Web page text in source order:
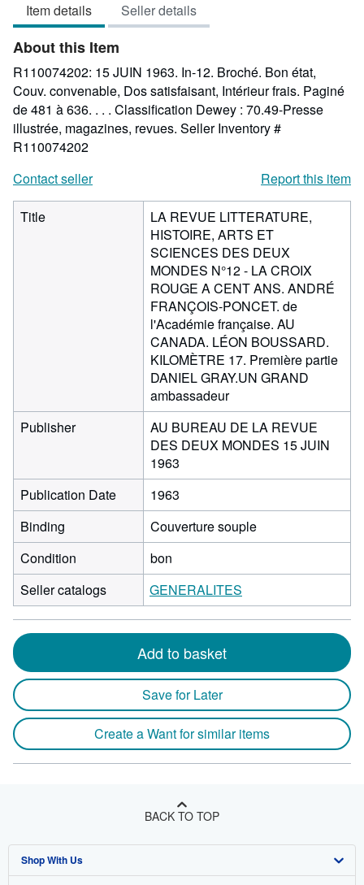
Item details Seller details
About this Item
R110074202: 15 JUIN 1963. In-12. Broché. Bon état,
Couv. convenable, Dos satisfaisant, Intérieur frais. Paginé
de 481 à 636. . . . Classification Dewey : 70.49-Presse
illustrée, magazines, revues. Seller Inventory #
R110074202
Contact seller
Report this item
Title
LA REVUE LITTERATURE,
HISTOIRE, ARTS ET
SCIENCES DES DEUX
MONDES N°12 - LA CROIX
ROUGE A CENT ANS. ANDRÉ
FRANÇOIS-PONCET. de
l'Académie française. AU
CANADA. LÉON BOUSSARD.
KILOMÈTRE 17. Première partie
DANIEL GRAY.UN GRAND
ambassadeur
Publisher
AU BUREAU DE LA REVUE
DES DEUX MONDES 15 JUIN
1963
Publication Date
1963
Binding
Couverture souple
Condition
bon
Seller catalogs
GENERALITES
Add to basket
Save for Later
Create a Want for similar items
BACK TO TOP
Shop With Us